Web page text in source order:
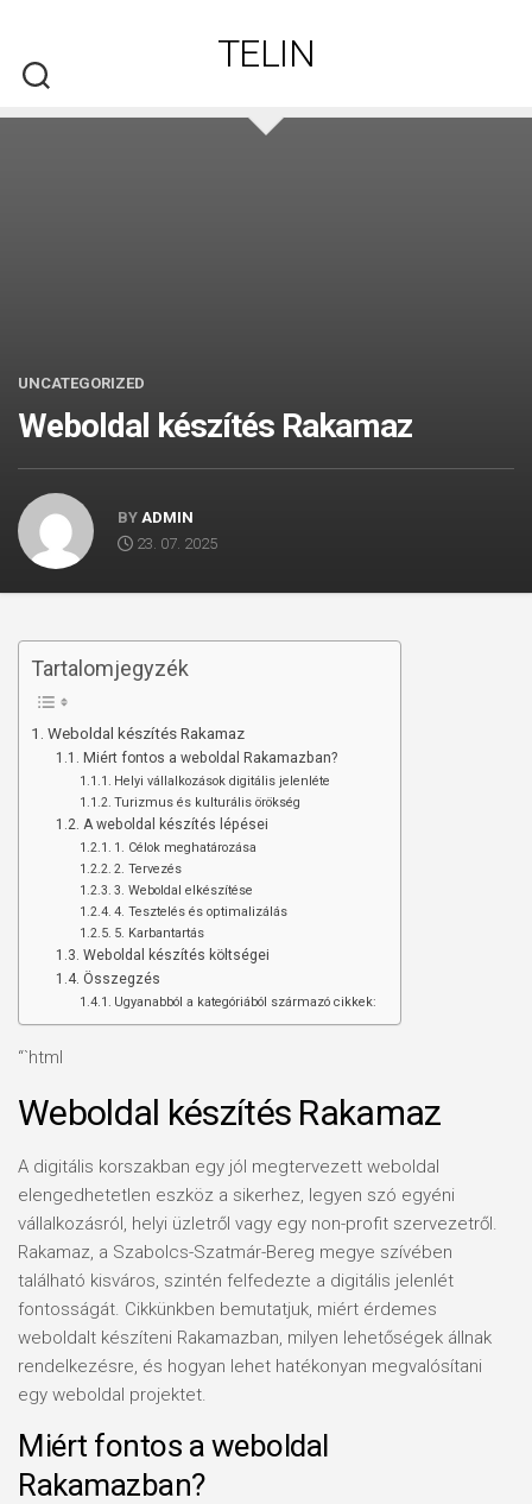
content
TELIN
UNCATEGORIZED
Weboldal készítés​ Rakamaz
BY ADMIN
23. 07. 2025
Tartalomjegyzék
Weboldal készítés Rakamaz
Miért fontos a weboldal Rakamazban?
Helyi vállalkozások digitális jelenléte
Turizmus és kulturális örökség
A weboldal készítés lépései
1. Célok meghatározása
2. Tervezés
3. Weboldal elkészítése
4. Tesztelés és optimalizálás
5. Karbantartás
Weboldal készítés költségei
Összegzés
Ugyanabból a kategóriából származó cikkek:
“`html
Weboldal készítés Rakamaz
A digitális korszakban egy jól megtervezett weboldal
elengedhetetlen eszköz a sikerhez, legyen szó egyéni
vállalkozásról, helyi üzletről vagy egy non-profit szervezetről.
Rakamaz, a Szabolcs-Szatmár-Bereg megye szívében
található kisváros, szintén felfedezte a digitális jelenlét
fontosságát. Cikkünkben bemutatjuk, miért érdemes
weboldalt készíteni Rakamazban, milyen lehetőségek állnak
rendelkezésre, és hogyan lehet hatékonyan megvalósítani
egy weboldal projektet.
Miért fontos a weboldal
Rakamazban?